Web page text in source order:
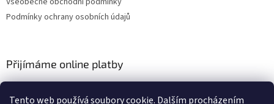
Tento web používá soubory cookie. Dalším procházením
Podmínky ochrany osobních údajů
Přijímáme online platby